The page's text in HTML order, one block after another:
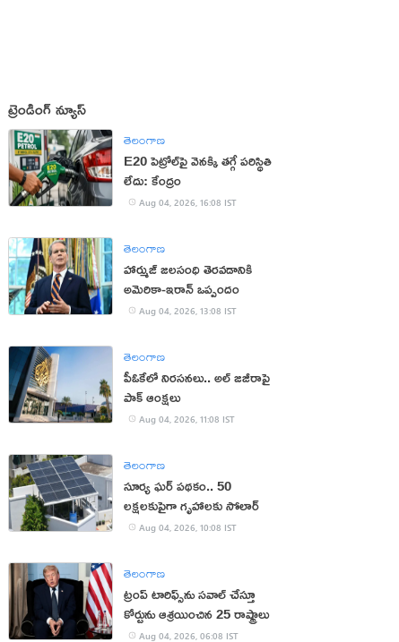
ట్రెండింగ్ న్యూస్
తెలంగాణ
E20 పెట్రోల్‌పై వెనక్కి తగ్గే పరిస్థితి
లేదు: కేంద్రం
Aug 04, 2026, 16:08 IST
తెలంగాణ
హార్ముజ్ జలసంధి తెరవడానికి
అమెరికా-ఇరాన్ ఒప్పందం
Aug 04, 2026, 13:08 IST
తెలంగాణ
పీఓకేలో నిరసనలు.. అల్ జజీరాపై
పాక్ ఆంక్షలు
Aug 04, 2026, 11:08 IST
తెలంగాణ
సూర్య ఘర్ పథకం.. 50
లక్షలకుపైగా గృహాలకు సోలార్
Aug 04, 2026, 10:08 IST
తెలంగాణ
ట్రంప్ టారిఫ్స్‌ను స‌వాల్ చేస్తూ
కోర్టును ఆశ్ర‌యించిన 25 రాష్ట్రాలు
Aug 04, 2026, 06:08 IST